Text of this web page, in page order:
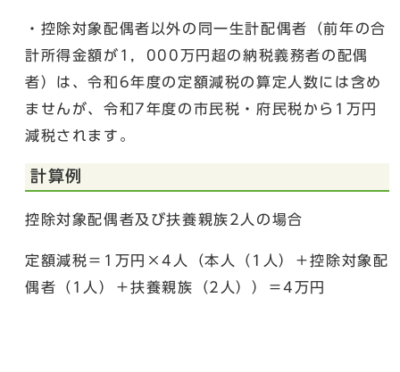
・控除対象配偶者以外の同一生計配偶者（前年の合
計所得金額が1，000万円超の納税義務者の配偶
者）は、令和6年度の定額減税の算定人数には含め
ませんが、令和7年度の市民税・府民税から1万円
減税されます。
計算例
控除対象配偶者及び扶養親族2人の場合
定額減税＝1万円×4人（本人（1人）＋控除対象配
偶者（1人）＋扶養親族（2人））＝4万円